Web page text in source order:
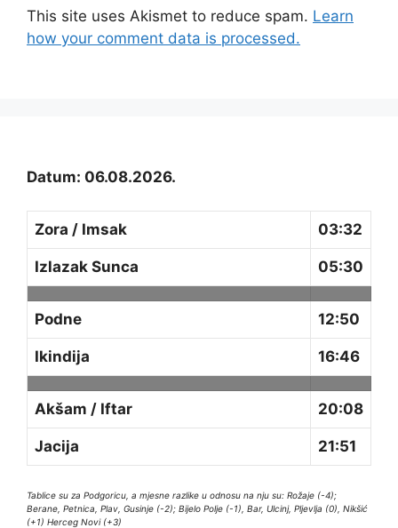
This site uses Akismet to reduce spam. Learn
how your comment data is processed.
Datum: 06.08.2026.
Zora / Imsak 03:32
Izlazak Sunca 05:30
Podne 12:50
Ikindija 16:46
Akšam / Iftar 20:08
Jacija 21:51
Tablice su za Podgoricu, a mjesne razlike u odnosu na nju su: Rožaje (-4);
Berane, Petnica, Plav, Gusinje (-2); Bijelo Polje (-1), Bar, Ulcinj, Pljevlja (0), Nikšić
(+1) Herceg Novi (+3)